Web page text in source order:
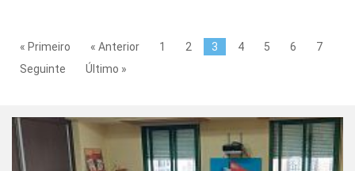
« Primeiro « Anterior 1 2 3 4 5 6
7
Seguinte
Último »